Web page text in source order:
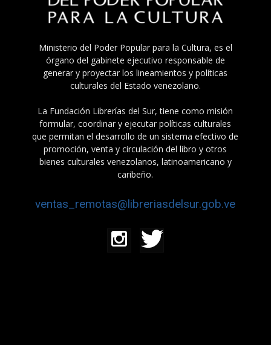
Ministerio del Poder Popular para la Cultura, es el
órgano del gabinete ejecutivo responsable de
generar y proyectar los lineamientos y políticas
culturales del Estado venezolano.
La Fundación Librerías del Sur, tiene como misión
formular, coordinar y ejecutar políticas culturales
que permitan el desarrollo de un sistema efectivo de
promoción, venta y circulación del libro y otros
bienes culturales venezolanos, latinoamericano y
caribeño.
ventas_remotas@libreriasdelsur.gob.ve